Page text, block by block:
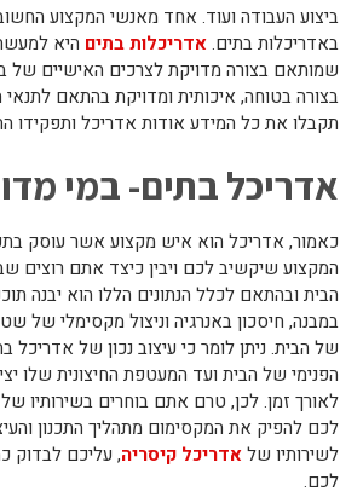
ביצוע העבודה ועוד. אחד מאנשי המקצוע
באדריכלות בתים.אדריכלות בתים היא
שמותאם בצורה מדויקת לצרכים האישיים של
בצורה בטוחה, איכותית ומדויקת בהתאם
תקבלו את כל המידע אודות אדריכל ותפקידו
אדריכל בתים- במי
כאמור, אדריכל הוא איש מקצוע אשר עוסק
המקצוע שיקשיב לכם ויבין כיצד אתם רוצים
הבית ובהתאם לכלל הנתונים הללו הוא יבנה
במבנה, חיסכון באנרגיה וניצול מקסימלי של
של הבית. ניתן לומר כי עיצוב נכון של
הפנימי של הבית ועד המעטפת החיצונית שלו
לאורך זמן. לכן, טרם אתם בוחרים בשירותיו
לכם להפיק את המקסימום מתהליך התכנון
לשירותיו שלאדריכל קיסריה, עליכם לבדוק
לכם.